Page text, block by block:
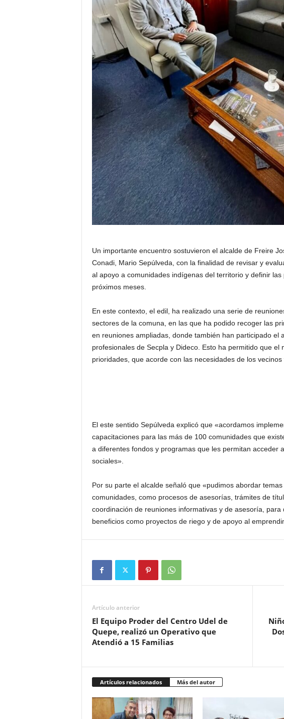
Un importante encuentro sostuvieron el alcalde de Freire
Conadi, Mario Sepúlveda, con la finalidad de revisar y
al apoyo a comunidades indígenas del territorio y definir
próximos meses.
En este contexto, el edil, ha realizado una serie de
sectores de la comuna, en las que ha podido recoger las
en reuniones ampliadas, donde también han participado el
profesionales de Secpla y Dideco. Esto ha permitido que el
prioridades, que acorde con las necesidades de los
El este sentido Sepúlveda explicó que «acordamos
capacitaciones para las más de 100 comunidades que
a diferentes fondos y programas que les permitan acceder
sociales».
Por su parte el alcalde señaló que «pudimos abordar
comunidades, como procesos de asesorías, trámites de
coordinación de reuniones informativas y de asesoría,
beneficios como proyectos de riego y de apoyo al
Artículo anterior
El Equipo Proder del Centro Udel de
Quepe, realizó un Operativo que
Atendió a 15 Familias
Artículos relacionados Más del autor